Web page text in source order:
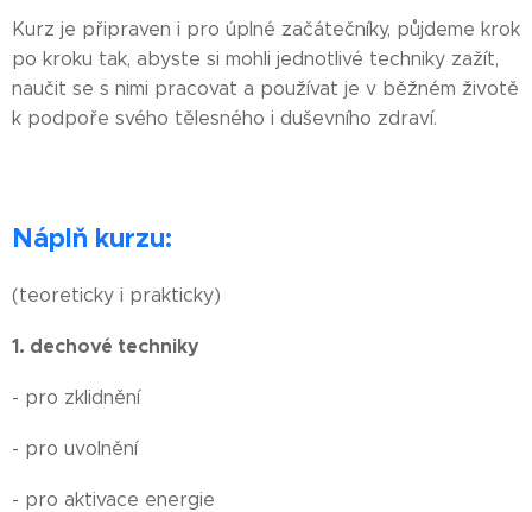
Kurz je připraven i pro úplné začátečníky, půjdeme krok
po kroku tak, abyste si mohli jednotlivé techniky zažít,
naučit se s nimi pracovat a používat je v běžném životě
k podpoře svého tělesného i duševního zdraví.
Náplň kurzu:
(teoreticky i prakticky)
1. dechové techniky
- pro zklidnění
- pro uvolnění
- pro aktivace energie